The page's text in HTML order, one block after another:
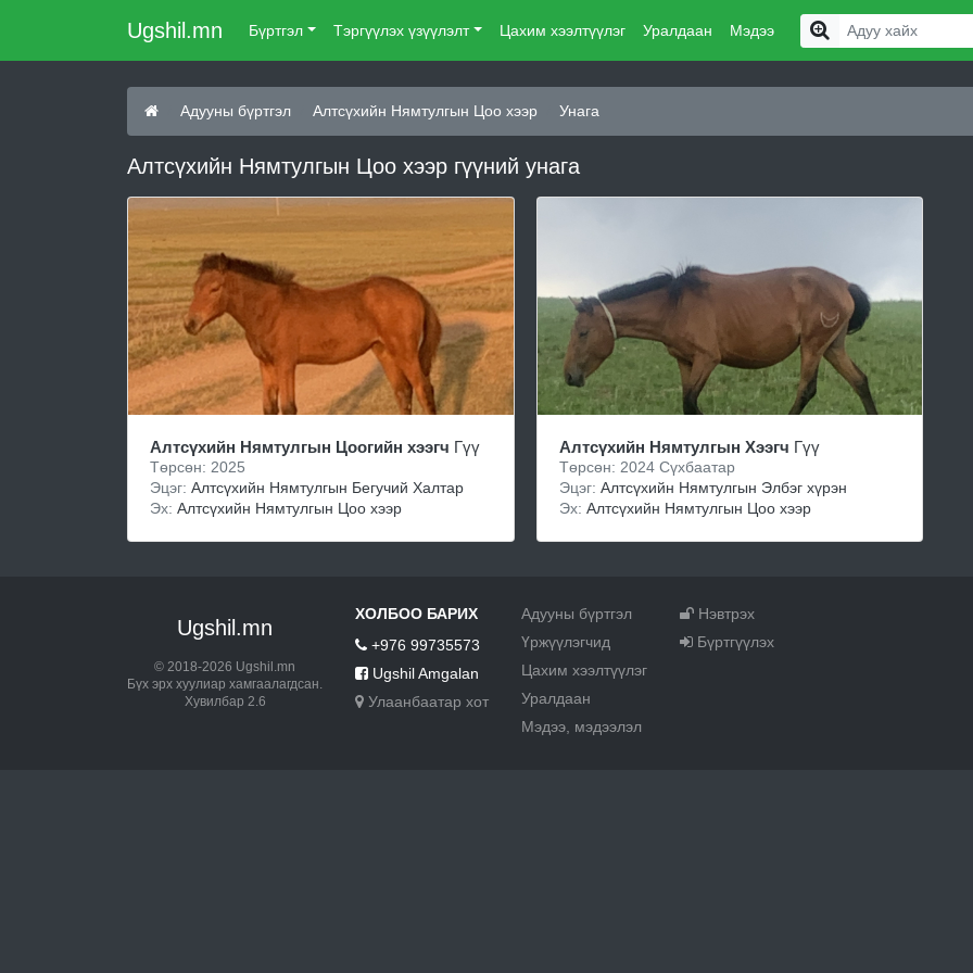
Ugshil.mn Бүртгэл Тэргүүлэх үзүүлэлт Цахим хээлтүүлэг Уралдаан Мэдээ
Адууны бүртгэл Алтсүхийн Нямтулгын Цоо хээр Унага
Алтсүхийн Нямтулгын Цоо хээр гүүний унага
Алтсүхийн Нямтулгын Цоогийн хээгч Гүү
Төрсөн: 2025
Эцэг: Алтсүхийн Нямтулгын Бегучий Халтар
Эх: Алтсүхийн Нямтулгын Цоо хээр
Алтсүхийн Нямтулгын Хээгч Гүү
Төрсөн: 2024 Сүхбаатар
Эцэг: Алтсүхийн Нямтулгын Элбэг хүрэн
Эх: Алтсүхийн Нямтулгын Цоо хээр
Ugshil.mn
© 2018-2026 Ugshil.mn
Бүх эрх хуулиар хамгаалагдсан.
Хувилбар 2.6
ХОЛБОО БАРИХ
+976 99735573
Ugshil Amgalan
Улаанбаатар хот
Адууны бүртгэл
Үржүүлэгчид
Цахим хээлтүүлэг
Уралдаан
Мэдээ, мэдээлэл
Нэвтрэх
Бүртгүүлэх